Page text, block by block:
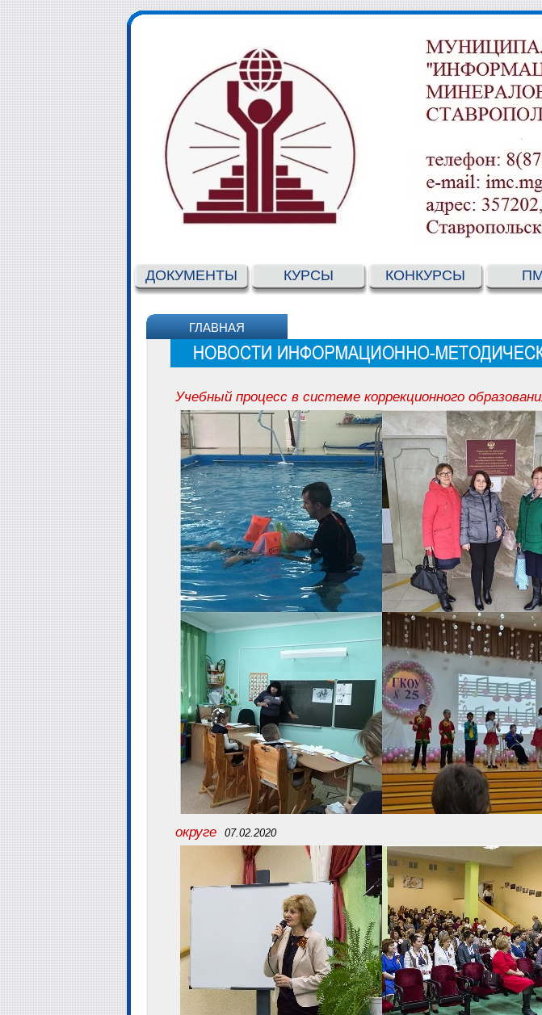
ДОКУМЕНТЫ КУРСЫ КОНКУРСЫ
ГЛАВНАЯ
Учебный процесс в системе коррекционного
округе07.02.2020